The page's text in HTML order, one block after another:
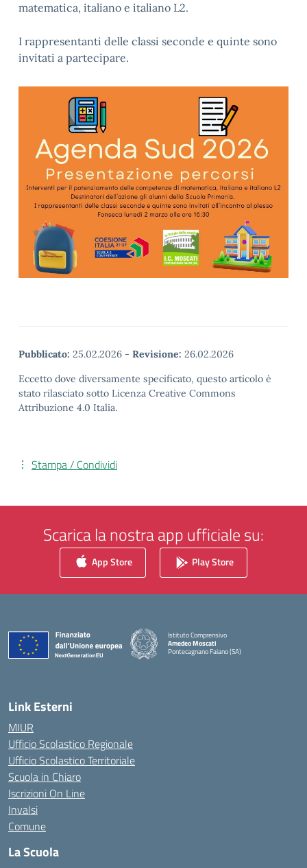
matematica, italiano e italiano L2.
I rappresentanti delle classi seconde e quinte sono
invitati a partecipare.
Pubblicato: 25.02.2026 - Revisione: 26.02.2026
Eccetto dove diversamente specificato, questo articolo è
stato rilasciato sotto Licenza Creative Commons
Attribuzione 4.0 Italia.
Stampa / Condividi
Scarica la nostra app ufficiale su:
App Store Play Store
Istituto Comprensivo
Amedeo Moscati
Pontecagnano Faiano (SA)
— Visita la pagina iniziale della scuola
Link Esterni
MIUR
Ufficio Scolastico Regionale
Ufficio Scolastico Territoriale
Scuola in Chiaro
Iscrizioni On Line
Invalsi
Comune
La Scuola